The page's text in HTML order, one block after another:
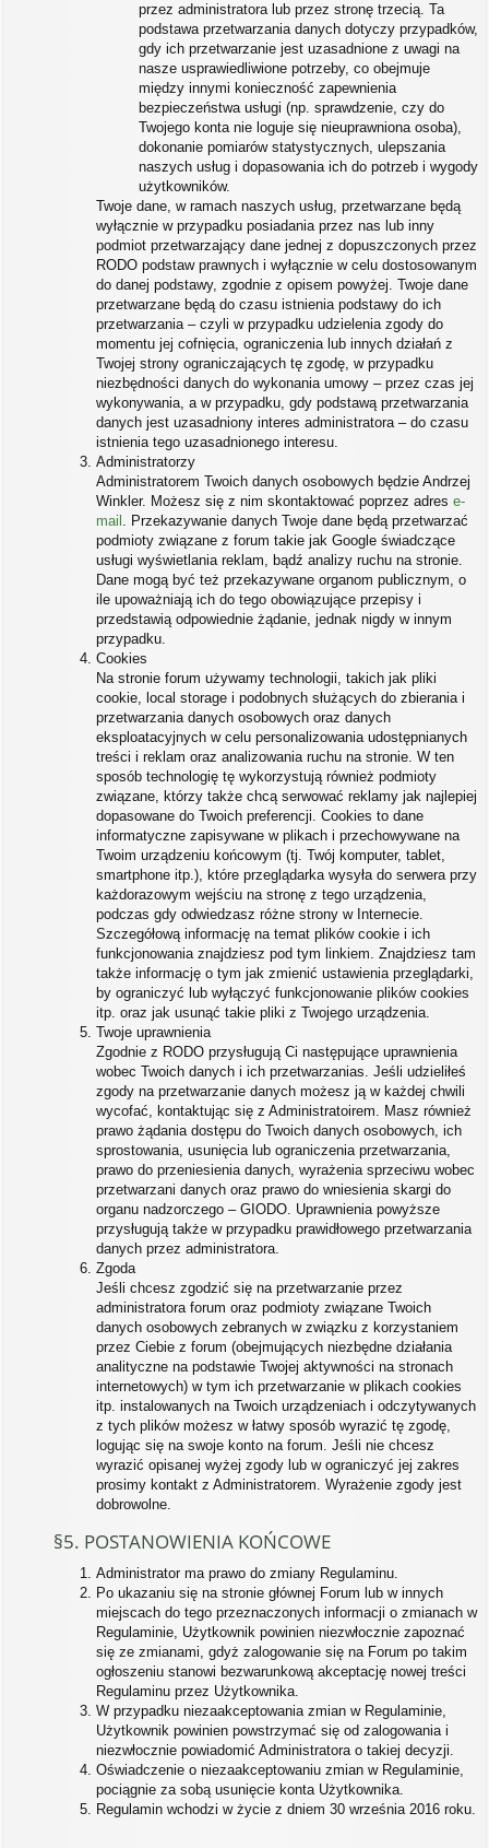
przez administratora lub przez stronę trzecią. Ta
podstawa przetwarzania danych dotyczy przypadków,
gdy ich przetwarzanie jest uzasadnione z uwagi na
nasze usprawiedliwione potrzeby, co obejmuje
między innymi konieczność zapewnienia
bezpieczeństwa usługi (np. sprawdzenie, czy do
Twojego konta nie loguje się nieuprawniona osoba),
dokonanie pomiarów statystycznych, ulepszania
naszych usług i dopasowania ich do potrzeb i wygody
użytkowników.
Twoje dane, w ramach naszych usług, przetwarzane będą
wyłącznie w przypadku posiadania przez nas lub inny
podmiot przetwarzający dane jednej z dopuszczonych przez
RODO podstaw prawnych i wyłącznie w celu dostosowanym
do danej podstawy, zgodnie z opisem powyżej. Twoje dane
przetwarzane będą do czasu istnienia podstawy do ich
przetwarzania – czyli w przypadku udzielenia zgody do
momentu jej cofnięcia, ograniczenia lub innych działań z
Twojej strony ograniczających tę zgodę, w przypadku
niezbędności danych do wykonania umowy – przez czas jej
wykonywania, a w przypadku, gdy podstawą przetwarzania
danych jest uzasadniony interes administratora – do czasu
istnienia tego uzasadnionego interesu.
Administratorzy
Administratorem Twoich danych osobowych będzie Andrzej
Winkler. Możesz się z nim skontaktować poprzez adres e-
mail . Przekazywanie danych Twoje dane będą przetwarzać
podmioty związane z forum takie jak Google świadczące
usługi wyświetlania reklam, bądź analizy ruchu na stronie.
Dane mogą być też przekazywane organom publicznym, o
ile upoważniają ich do tego obowiązujące przepisy i
przedstawią odpowiednie żądanie, jednak nigdy w innym
przypadku.
Cookies
Na stronie forum używamy technologii, takich jak pliki
cookie, local storage i podobnych służących do zbierania i
przetwarzania danych osobowych oraz danych
eksploatacyjnych w celu personalizowania udostępnianych
treści i reklam oraz analizowania ruchu na stronie. W ten
sposób technologię tę wykorzystują również podmioty
związane, którzy także chcą serwować reklamy jak najlepiej
dopasowane do Twoich preferencji. Cookies to dane
informatyczne zapisywane w plikach i przechowywane na
Twoim urządzeniu końcowym (tj. Twój komputer, tablet,
smartphone itp.), które przeglądarka wysyła do serwera przy
każdorazowym wejściu na stronę z tego urządzenia,
podczas gdy odwiedzasz różne strony w Internecie.
Szczegółową informację na temat plików cookie i ich
funkcjonowania znajdziesz pod tym linkiem. Znajdziesz tam
także informację o tym jak zmienić ustawienia przeglądarki,
by ograniczyć lub wyłączyć funkcjonowanie plików cookies
itp. oraz jak usunąć takie pliki z Twojego urządzenia.
Twoje uprawnienia
Zgodnie z RODO przysługują Ci następujące uprawnienia
wobec Twoich danych i ich przetwarzanias. Jeśli udzieliłeś
zgody na przetwarzanie danych możesz ją w każdej chwili
wycofać, kontaktując się z Administratoirem. Masz również
prawo żądania dostępu do Twoich danych osobowych, ich
sprostowania, usunięcia lub ograniczenia przetwarzania,
prawo do przeniesienia danych, wyrażenia sprzeciwu wobec
przetwarzani danych oraz prawo do wniesienia skargi do
organu nadzorczego – GIODO. Uprawnienia powyższe
przysługują także w przypadku prawidłowego przetwarzania
danych przez administratora.
Zgoda
Jeśli chcesz zgodzić się na przetwarzanie przez
administratora forum oraz podmioty związane Twoich
danych osobowych zebranych w związku z korzystaniem
przez Ciebie z forum (obejmujących niezbędne działania
analityczne na podstawie Twojej aktywności na stronach
internetowych) w tym ich przetwarzanie w plikach cookies
itp. instalowanych na Twoich urządzeniach i odczytywanych
z tych plików możesz w łatwy sposób wyrazić tę zgodę,
logując się na swoje konto na forum. Jeśli nie chcesz
wyrazić opisanej wyżej zgody lub w ograniczyć jej zakres
prosimy kontakt z Administratorem. Wyrażenie zgody jest
dobrowolne.
§5. POSTANOWIENIA KOŃCOWE
Administrator ma prawo do zmiany Regulaminu.
Po ukazaniu się na stronie głównej Forum lub w innych
miejscach do tego przeznaczonych informacji o zmianach w
Regulaminie, Użytkownik powinien niezwłocznie zapoznać
się ze zmianami, gdyż zalogowanie się na Forum po takim
ogłoszeniu stanowi bezwarunkową akceptację nowej treści
Regulaminu przez Użytkownika.
W przypadku niezaakceptowania zmian w Regulaminie,
Użytkownik powinien powstrzymać się od zalogowania i
niezwłocznie powiadomić Administratora o takiej decyzji.
Oświadczenie o niezaakceptowaniu zmian w Regulaminie,
pociągnie za sobą usunięcie konta Użytkownika.
Regulamin wchodzi w życie z dniem 30 września 2016 roku.